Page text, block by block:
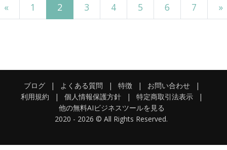
« 1 2 3 4 5 6 7 »
ブログ | よくある質問 | 特徴 | お問い合わせ
|
利用規約
| 個人情報保護方針 | 特定商取引法表示
|
他の無料AIビジネスツールを見る
2020 - 2026 © All Rights Reserved.